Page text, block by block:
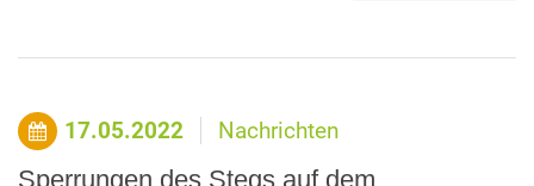
17.05.2022 Nachrichten
Sperrungen des Stegs auf dem